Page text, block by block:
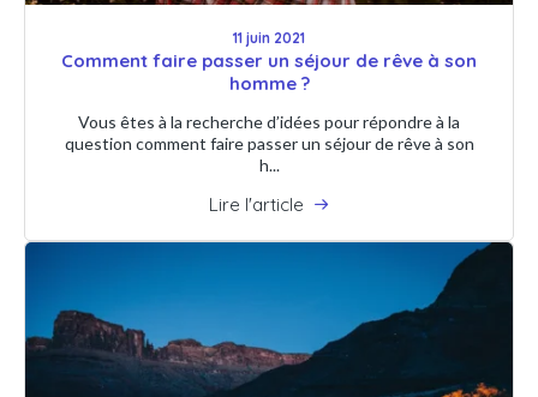
11 juin 2021
Comment faire passer un séjour de rêve à son
homme ?
Vous êtes à la recherche d’idées pour répondre à la
question comment faire passer un séjour de rêve à son
h...
Lire l'article